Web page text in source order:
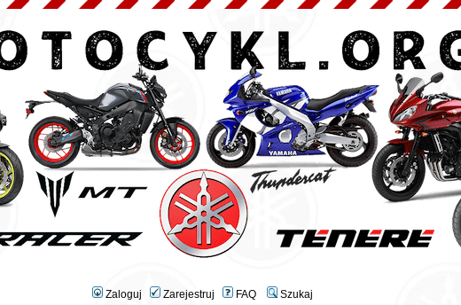
Zaloguj Zarejestruj FAQ Szukaj